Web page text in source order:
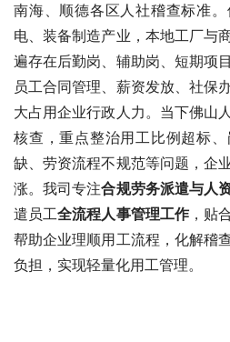
南海、顺德各区人社稽查标准
电、装备制造产业，本地工厂与
遍存在后勤岗、辅助岗、短期项
员工合同管理、薪资发放、社保
大占用企业行政人力。当下佛山
核查，重点整治用工比例超标
缺、劳资流程不规范等问题，企
涨。我司专注合规劳务派遣与人
遣员工全流程人事管理工作，贴
帮助企业理顺用工流程，化解稽
负担，实现轻量化用工管理。